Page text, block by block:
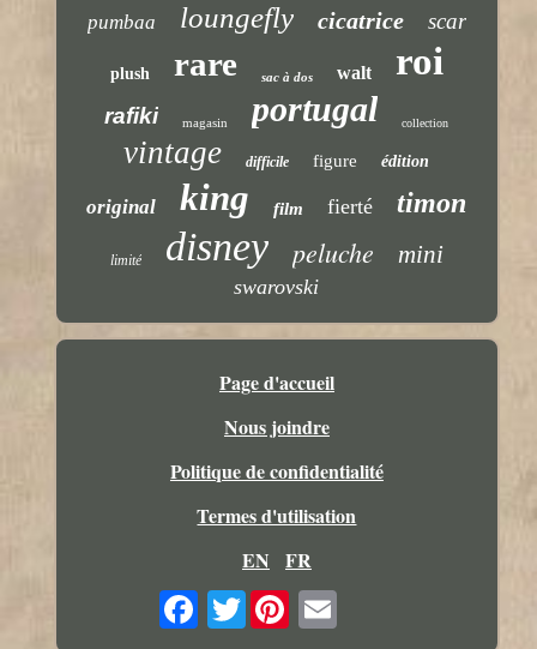
pumbaa loungefly cicatrice scar
plush rare sac à dos walt roi
rafiki magasin portugal collection
vintage difficile figure édition
original king film fierté timon
limité disney peluche mini
swarovski
Page d'accueil
Nous joindre
Politique de confidentialité
Termes d'utilisation
EN
FR
Twitter